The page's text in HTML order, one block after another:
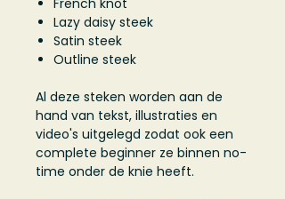
French knot
Lazy daisy steek
Satin steek
Outline steek
Al deze steken worden aan de
hand van tekst, illustraties en
video's uitgelegd zodat ook een
complete beginner ze binnen no-
time onder de knie heeft.